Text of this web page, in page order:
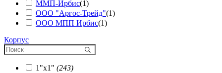
ММП-Ирбис(1)
ООО "Аргос-Трейд"(1)
ООО МПП Ирбис(1)
Корпус
1"x1" (243)